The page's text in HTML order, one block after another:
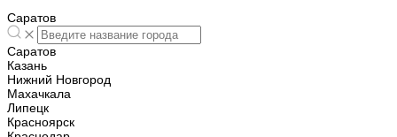
Саратов
Саратов
Казань
Нижний Новгород
Махачкала
Липецк
Красноярск